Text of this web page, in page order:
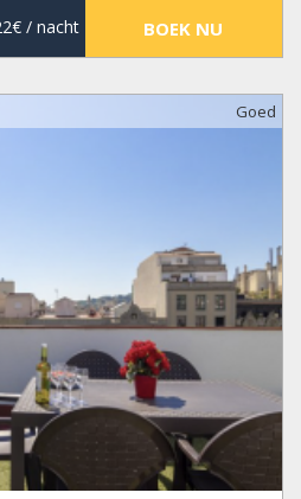
/ nacht BOEK NU
Goed